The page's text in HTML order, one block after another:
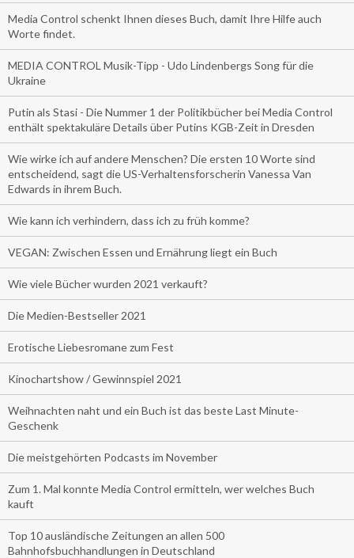
Media Control schenkt Ihnen dieses Buch, damit Ihre Hilfe auch
Worte findet.
MEDIA CONTROL Musik-Tipp - Udo Lindenbergs Song für die
Ukraine
Putin als Stasi - Die Nummer 1 der Politikbücher bei Media Control
enthält spektakuläre Details über Putins KGB-Zeit in Dresden
Wie wirke ich auf andere Menschen? Die ersten 10 Worte sind
entscheidend, sagt die US-Verhaltensforscherin Vanessa Van
Edwards in ihrem Buch.
Wie kann ich verhindern, dass ich zu früh komme?
VEGAN: Zwischen Essen und Ernährung liegt ein Buch
Wie viele Bücher wurden 2021 verkauft?
Die Medien-Bestseller 2021
Erotische Liebesromane zum Fest
Kinochartshow / Gewinnspiel 2021
Weihnachten naht und ein Buch ist das beste Last Minute-
Geschenk
Die meistgehörten Podcasts im November
Zum 1. Mal konnte Media Control ermitteln, wer welches Buch
kauft
Top 10 ausländische Zeitungen an allen 500
Bahnhofsbuchhandlungen in Deutschland